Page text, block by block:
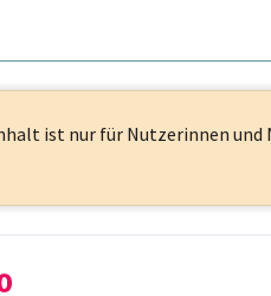
ist nur für Nutzerinnen und